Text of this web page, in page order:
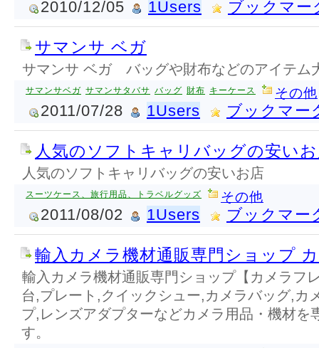
2010/12/05 1Users ブックマー
サマンサ ベガ
サマンサ ベガ バッグや財布などのアイテム
サマンサベガ サマンサタバサ バッグ 財布 キーケース その他
2011/07/28 1Users ブックマー
人気のソフトキャリバッグの安い
人気のソフトキャリバッグの安いお店
スーツケース、旅行用品、トラベルグッズ その他
2011/08/02 1Users ブックマー
輸入カメラ機材通販専門ショップ
輸入カメラ機材通販専門ショップ【カメラフ
台,プレート,クイックシュー,カメラバッグ,カ
プ,レンズアダプターなどカメラ用品・機材を
す。